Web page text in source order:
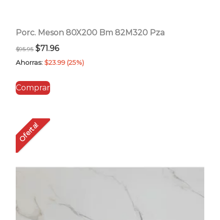
Porc. Meson 80X200 Bm 82M320 Pza
$95.95 El
precio
era:
$71.96El
precio
Ahorras: $23.99 (25%)
Comprar
Oferta!